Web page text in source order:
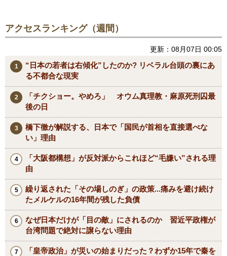
アクセスランキング（週間）
更新：08月07日 00:05
“日本の若者は右傾化”したのか? リベラル台頭の裏にあ
る不都合な現実
「チクショー。やめろ」 オウム真理教・麻原死刑囚最
後の日
橋下徹が解説する、日本で「国民が首相を直接選べな
い」理由
「大阪都構想」が反対派からこれほど“毛嫌い”される理
由
繰り返された「その場しのぎ」の政策...痛みを避け続け
たメルケルの16年間が残した負債
なぜ日本だけが「目の敵」にされるのか 習近平政権が
台湾問題で絶対に譲らない理由
「皇帝政治」が災いの始まりだった？わずか15年で秦を